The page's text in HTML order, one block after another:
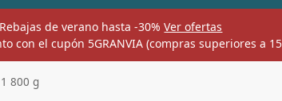
Rebajas de verano hasta -30%Ver ofertas
con el cupón 5GRANVIA (compras superiores a
800 g